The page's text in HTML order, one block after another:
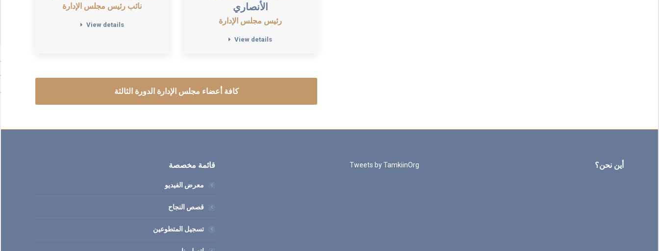
الأنصاري
رئيس مجلس الإدارة
View details
نائب رئيس مجلس الإدارة
View details
كافة أعضاء مجلس الإدارة الدورة الثالثة
أين نحن؟ Tweets by TamkiinOrg قائمة مخصصة
معرض الفيديو
قصص النجاح
تسجيل المتطوعين